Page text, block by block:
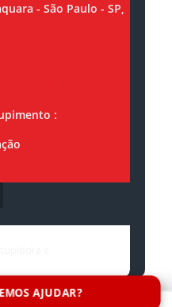
- São Paulo - SP,
:
AJUDAR?